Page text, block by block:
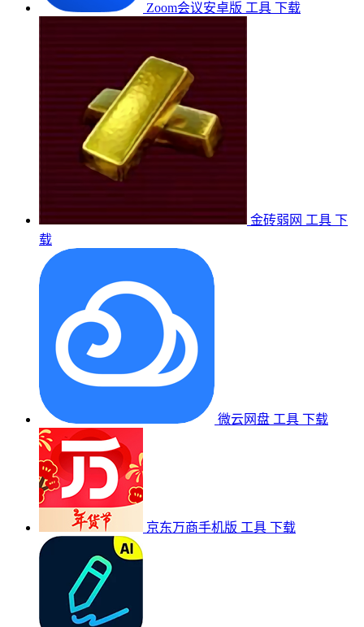
Zoom会议安卓版 工具 下载
金砖弱网 工具 下
载
微云网盘 工具 下载
京东万商手机版 工具 下载